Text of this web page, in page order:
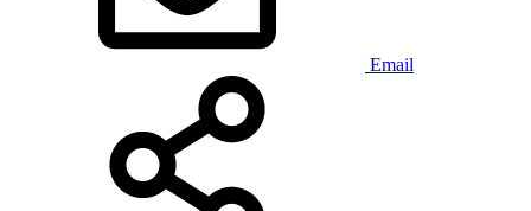
Email